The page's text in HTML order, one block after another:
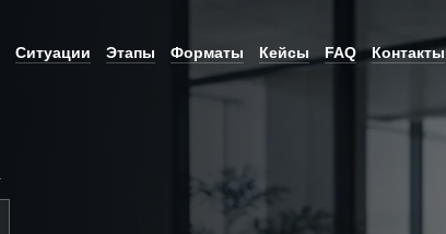
Ситуации Этапы Форматы Кейсы FAQ Контакты